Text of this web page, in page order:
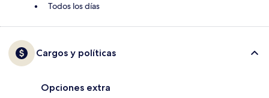
Todos los días
Cargos y políticas
Opciones extra